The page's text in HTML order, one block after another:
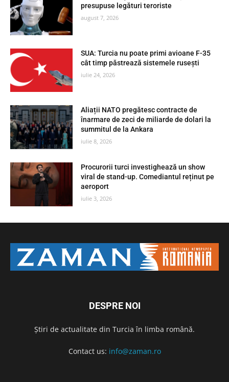
presupuse legături teroriste
august 7, 2026
SUA: Turcia nu poate primi avioane F-35
cât timp păstrează sistemele rusești
iulie 24, 2026
Aliații NATO pregătesc contracte de
înarmare de zeci de miliarde de dolari la
summitul de la Ankara
iulie 8, 2026
Procurorii turci investighează un show
viral de stand-up. Comediantul reținut pe
aeroport
iulie 3, 2026
DESPRE NOI
Știri de actualitate din Turcia în limba română.
Contact us: info@zaman.ro